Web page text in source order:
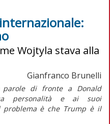
Wojtyla stava alla
Gianfranco Brunelli
parole di fronte a Donald
personalità e ai suoi
problema è che Trump è il